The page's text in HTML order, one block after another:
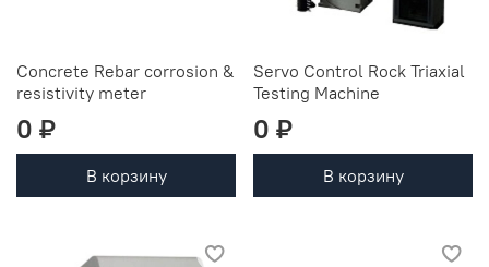
Concrete Rebar corrosion &
resistivity meter
0 ₽
В корзину
Servo Control Rock Triaxial
Testing Machine
0 ₽
В корзину